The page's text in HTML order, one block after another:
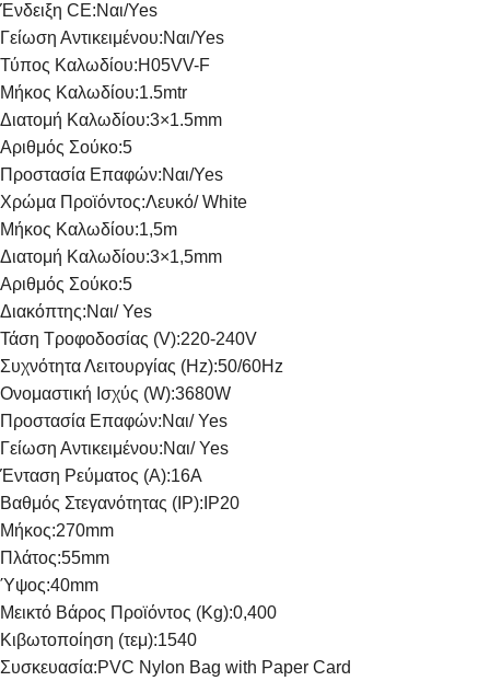
Ένδειξη CE:Ναι/Yes
Γείωση Αντικειμένου:Ναι/Yes
Τύπος Καλωδίου:H05VV-F
Μήκος Καλωδίου:1.5mtr
Διατομή Καλωδίου:3×1.5mm
Αριθμός Σούκο:5
Προστασία Επαφών:Ναι/Yes
Χρώμα Προϊόντος:Λευκό/ White
Μήκος Καλωδίου:1,5m
Διατομή Καλωδίου:3×1,5mm
Αριθμός Σούκο:5
Διακόπτης:Ναι/ Yes
Τάση Τροφοδοσίας (V):220-240V
Συχνότητα Λειτουργίας (Hz):50/60Hz
Ονομαστική Ισχύς (W):3680W
Προστασία Επαφών:Ναι/ Yes
Γείωση Αντικειμένου:Ναι/ Yes
Ένταση Ρεύματος (Α):16A
Βαθμός Στεγανότητας (IP): IP20
Μήκος:270mm
Πλάτος:55mm
Ύψος:40mm
Μεικτό Βάρος Προϊόντος (Kg):0,400
Κιβωτοποίηση (τεμ):1540
Συσκευασία:PVC Nylon Bag with Paper Card